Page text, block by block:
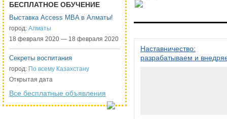
БЕСПЛАТНОЕ ОБУЧЕНИЕ
Выставка Access MBA в Алматы!
город: Алматы
18 февраля 2020 — 18 февраля 2020
Секреты воспитания
город: По всему Казахстану
Открытая дата
Все бесплатные объявления
Наставничество:
разрабатываем и